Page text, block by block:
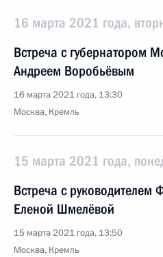
16 марта 2021 года,
Встреча с губернатором
Андреем Воробьёвым
16 марта 2021 года, 13:30
Москва, Кремль
15 марта 2021 года,
Встреча с руководителем
Еленой Шмелёвой
15 марта 2021 года, 13:50
Москва, Кремль